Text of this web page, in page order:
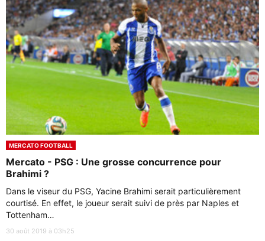
MERCATO FOOTBALL
Mercato - PSG : Une grosse concurrence pour
Brahimi ?
Dans le viseur du PSG, Yacine Brahimi serait particulièrement
courtisé. En effet, le joueur serait suivi de près par Naples et
Tottenham…
30 août 2019 à 03h25